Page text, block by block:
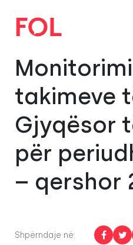
takimeve
Gjyqësor
për
– qershor
Shpërndaje në: